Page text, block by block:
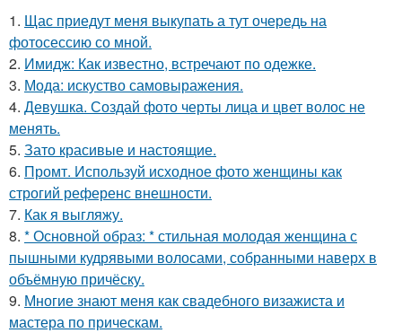
1. Щас приедут меня выкупать а тут очередь на
фотосессию со мной.
2. Имидж: Как известно, встречают по одежке.
3. Мода: искуство самовыражения.
4. Девушка. Создай фото черты лица и цвет волос не
менять.
5. Зато красивые и настоящие.
6. Промт. Используй исходное фото женщины как
строгий референс внешности.
7. Как я выгляжу.
8. * Основной образ: * стильная молодая женщина с
пышными кудрявыми волосами, собранными наверх в
объёмную причёску.
9. Многие знают меня как свадебного визажиста и
мастера по прическам.